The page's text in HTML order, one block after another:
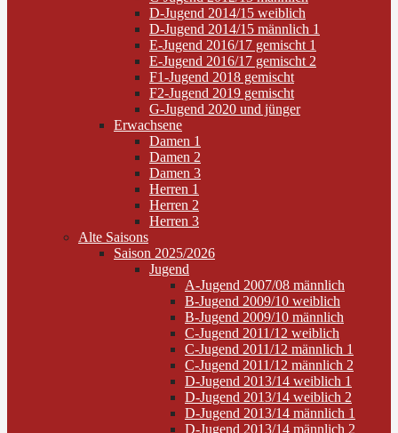
D-Jugend 2014/15 weiblich
D-Jugend 2014/15 männlich 1
E-Jugend 2016/17 gemischt 1
E-Jugend 2016/17 gemischt 2
F1-Jugend 2018 gemischt
F2-Jugend 2019 gemischt
G-Jugend 2020 und jünger
Erwachsene
Damen 1
Damen 2
Damen 3
Herren 1
Herren 2
Herren 3
Alte Saisons
Saison 2025/2026
Jugend
A-Jugend 2007/08 männlich
B-Jugend 2009/10 weiblich
B-Jugend 2009/10 männlich
C-Jugend 2011/12 weiblich
C-Jugend 2011/12 männlich 1
C-Jugend 2011/12 männlich 2
D-Jugend 2013/14 weiblich 1
D-Jugend 2013/14 weiblich 2
D-Jugend 2013/14 männlich 1
D-Jugend 2013/14 männlich 2